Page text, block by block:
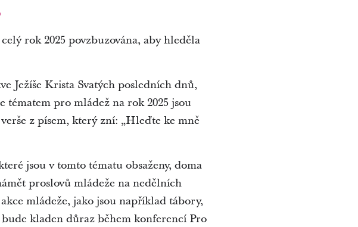
rok 2025 povzbuzována, aby hleděla
Ježíše Krista Svatých posledních dnů,
pro mládež na rok 2025 jsou
z písem, který zní: „Hleďte ke mně
jsou v tomto tématu obsaženy, doma
proslovů mládeže na nedělních
mládeže, jako jsou například tábory,
kladen důraz během konferencí Pro